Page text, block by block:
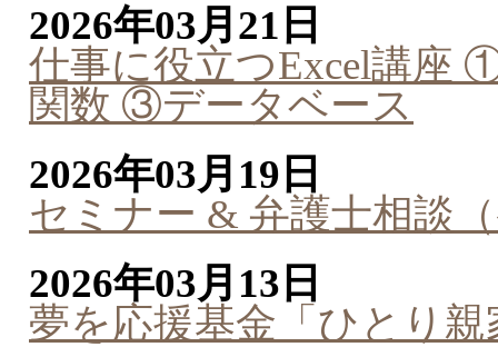
2026年03月21日
仕事に役立つExcel講座
関数 ③データベース
2026年03月19日
セミナー & 弁護士相談
2026年03月13日
夢を応援基金「ひとり